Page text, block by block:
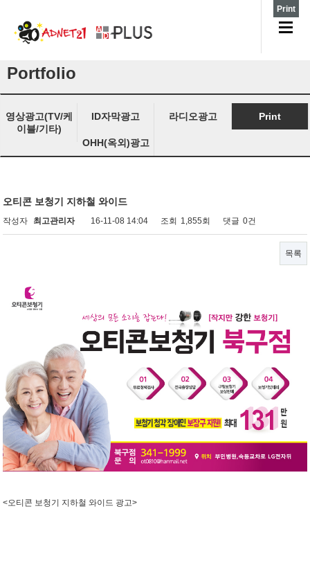
Portfolio
영상광고(TV/케
이블/기타)
ID자막광고 라디오광고 Print
OHH(옥외)광고
Print
오티콘 보청기 지하철 와이드
작성자 최고관리자 16-11-08 14:04 조회 1,855회 댓글 0건
목록
<오티콘 보청기 지하철 와이드 광고>